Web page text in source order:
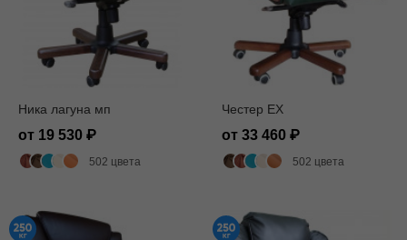
Ника лагуна мп
от 19 530
502 цвета
Честер EX
от 33 460
502 цвета